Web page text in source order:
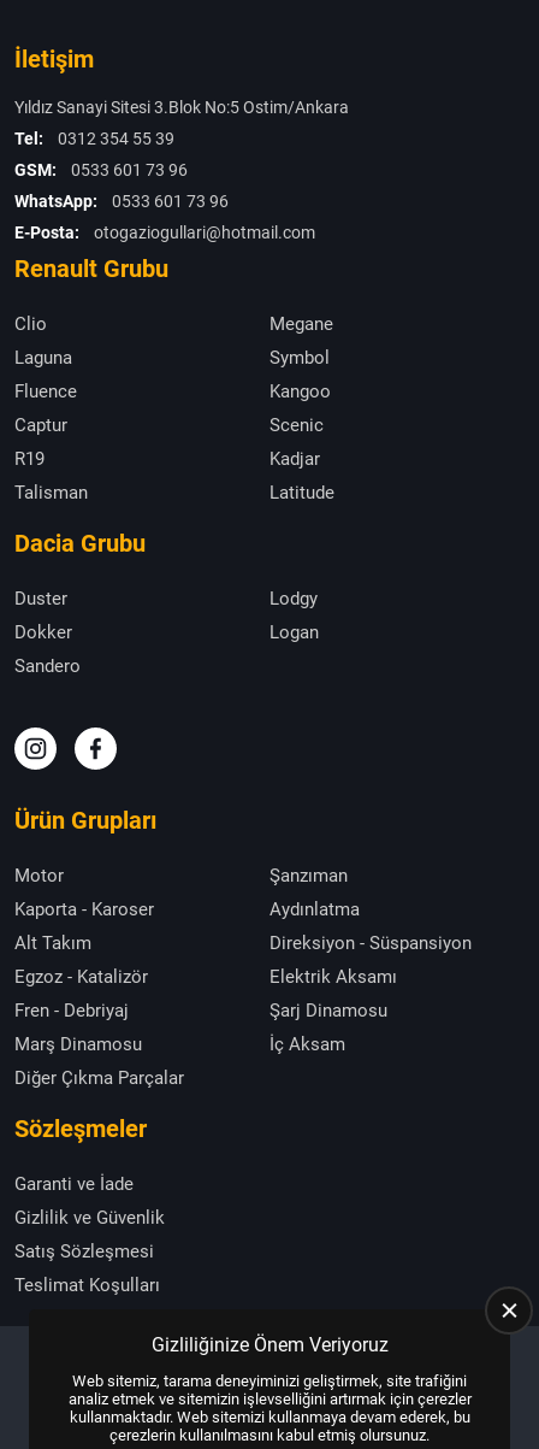
İletişim
Yıldız Sanayi Sitesi 3.Blok No:5 Ostim/Ankara
Tel:
0312 354 55 39
GSM:
0533 601 73 96
WhatsApp:
0533 601 73 96
E-Posta:
otogaziogullari@hotmail.com
Renault Grubu
Clio
Megane
Laguna
Symbol
Fluence
Kangoo
Captur
Scenic
R19
Kadjar
Talisman
Latitude
Dacia Grubu
Duster
Lodgy
Dokker
Logan
Sandero
Ürün Grupları
Motor
Şanzıman
Kaporta - Karoser
Aydınlatma
Alt Takım
Direksiyon - Süspansiyon
Egzoz - Katalizör
Elektrik Aksamı
Fren - Debriyaj
Şarj Dinamosu
Marş Dinamosu
İç Aksam
Diğer Çıkma Parçalar
Sözleşmeler
Garanti ve İade
Gizlilik ve Güvenlik
Satış Sözleşmesi
Teslimat Koşulları
Copyright © 2025, All Right ReservedUS YAZILIM
Gizliliğinize Önem Veriyoruz
Web sitemiz, tarama deneyiminizi geliştirmek, site trafiğini
analiz etmek ve sitemizin işlevselliğini artırmak için çerezler
kullanmaktadır. Web sitemizi kullanmaya devam ederek, bu
çerezlerin kullanılmasını kabul etmiş olursunuz.